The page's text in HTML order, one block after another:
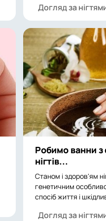
Догляд за
Робимо ванни з
нігтів...
Станом і здоров'ям
генетичним
спосіб життя і
Догляд за